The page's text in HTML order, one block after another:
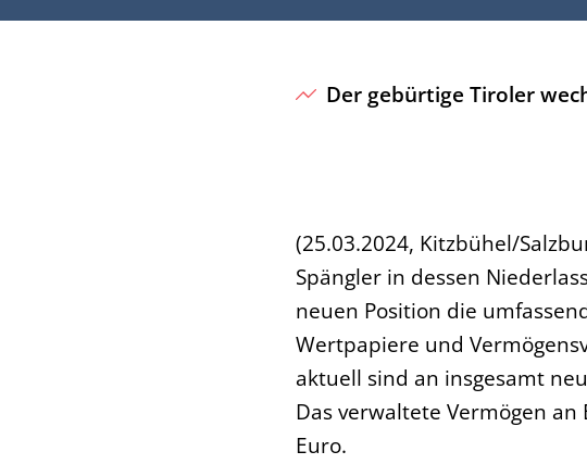
Der gebürtige Tiroler
(25.03.2024, Kitzbühel/
Spängler in dessen
neuen Position die
Wertpapiere und
aktuell sind an insgesamt
Das verwaltete Vermögen
Euro.